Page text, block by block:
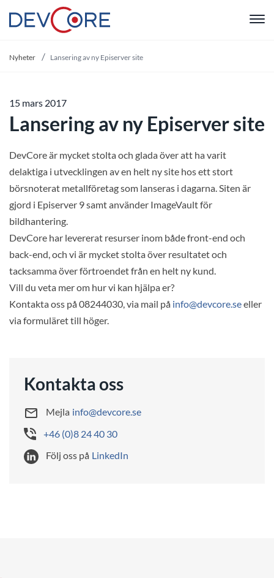
"Nyheter Lansering av ny Episerver site
15 mars 2017
Lansering av ny Episerver site
DevCore är mycket stolta och glada över att ha varit
delaktiga i utvecklingen av en helt ny site hos ett stort
börsnoterat metallföretag som lanseras i dagarna. Siten är
gjord i Episerver 9 samt använder ImageVault för
bildhantering.
DevCore har levererat resurser inom både front-end och
back-end, och vi är mycket stolta över resultatet och
tacksamma över förtroendet från en helt ny kund.
Vill du veta mer om hur vi kan hjälpa er?
Kontakta oss på 08244030, via mail på info@devcore.seeller
via formuläret till höger.
Kontakta oss
Mejla info@devcore.se
+46 (0)8 24 40 30
Följ oss på LinkedIn